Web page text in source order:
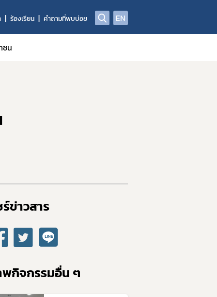
ร้องเรียน คำถามที่พบบ่อย EN
ชน
ข่าวสาร​
กิจกรรมอื่น ๆ